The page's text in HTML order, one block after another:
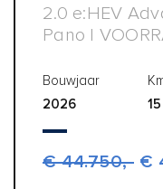
2.0 e:HEV
Pano |
Bouwjaar
2026
€ 44.750,- €